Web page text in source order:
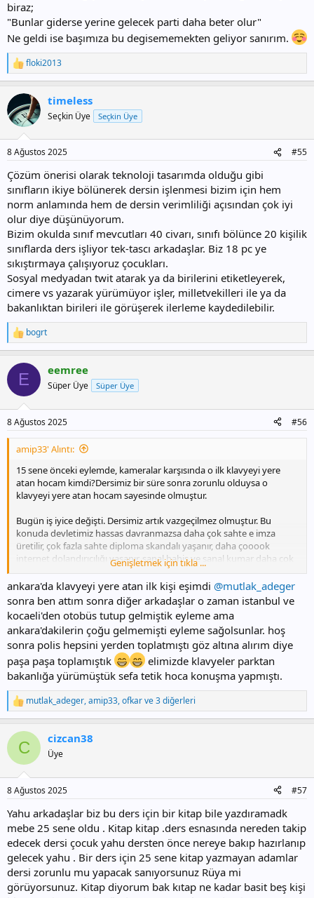
biraz;
"Bunlar giderse yerine gelecek parti daha beter olur"
Ne geldi ise başımıza bu degisememekten geliyor sanırım.
T
e
k
i
l
floki2013
timeless
Seçkin Üye Seçkin Üye
8 Ağustos 2025 #55
Çözüm önerisi olarak teknoloji tasarımda olduğu gibi
sınıfların ikiye bölünerek dersin işlenmesi bizim için hem
norm anlamında hem de dersin verimliliği açısından çok iyi
olur diye düşünüyorum.
Bizim okulda sınıf mevcutları 40 civarı, sınıfı bölünce 20 kişilik
sınıflarda ders işliyor tek-tascı arkadaşlar. Biz 18 pc ye
sıkıştırmaya çalışıyoruz çocukları.
Sosyal medyadan twit atarak ya da birilerini etiketleyerek,
cimere vs yazarak yürümüyor işler, milletvekilleri ile ya da
bakanlıktan birileri ile görüşerek ilerleme kaydedilebilir.
T
e
k
l
bogrt
E eemree
Süper Üye Süper Üye
8 Ağustos 2025 #56
amip33' Alıntı:
15 sene önceki eylemde, kameralar karşısında o ilk klavyeyi yere
atan hocam kimdi?Dersimiz bir süre sonra zorunlu olduysa o
klavyeyi yere atan hocam sayesinde olmuştur.
Bugün iş iyice değişti. Dersimiz artık vazgeçilmez olmuştur. Bu
konuda devletimiz hassas davranmazsa daha çok sahte e imza
üretilir, çok fazla sahte diploma skandalı yaşanır, daha çooook
internet dolandırıcılığı yaşanır, sanal bahis ve sanal kumar daha çok
insanları ele geçirir,edevlet bilgilerini kullanarak daha çok insanı
kandırırlar.
Önceki sayfada bir arkadaşımız dersimiz fen matematik gibi sayısal
bir ders bunu neden anlamıyorlar demiş. Ben ileriye gidiyorum,
dersimiz Türkçe dersi gibi. Bilişim teknolojileri okuma yazma işi. 6
yaşında çocuk koskoca 1 yıl uğraşıyor Türkçe okuma yazma
öğrenmek için. Bu yepyeni dili, bilişim dilini de okuma yazma için 1-2
saat görsün çocuklar en azından.
Algoritma öğrenen çocuk hayatta başarılı olur dedik dedik, gittiler
9.sınıf matematik müfredatına koydular
Ee demekki
söylediklerimiz doğru
Genişletmek için tıkla ...
ankara'da klavyeyi yere atan ilk kişi eşimdi @mutlak_adeger
sonra ben attım sonra diğer arkadaşlar o zaman istanbul ve
kocaeli'den otobüs tutup gelmiştik eyleme ama
ankara'dakilerin çoğu gelmemişti eyleme sağolsunlar. hoş
sonra polis hepsini yerden toplatmıştı göz altına alırım diye
paşa paşa toplamıştık
elimizde klavyeler parktan
bakanlığa yürümüştük sefa tetik hoca konuşma yapmıştı.
T
e
k
l
mutlak_adeger,amip33,ofkarve 3 diğerleri
C cizcan38
Üye
8 Ağustos 2025 #57
Yahu arkadaşlar biz bu ders için bir kitap bile yazdıramadk
mebe 25 sene oldu . Kitap kitap .ders esnasında nereden takip
edecek dersi çocuk yahu dersten önce nereye bakıp hazırlanıp
gelecek yahu . Bir ders için 25 sene kitap yazmayan adamlar
dersi zorunlu mu yapacak sanıyorsunuz Rüya mi
görüyorsunuz. Kitap diyorum bak kıtap ne kadar basit beş kişi